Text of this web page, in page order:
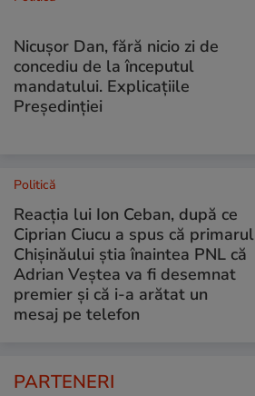
Nicușor Dan, fără nicio zi de
concediu de la începutul
mandatului. Explicațiile
Președinției
Politică
Reacția lui Ion Ceban, după ce
Ciprian Ciucu a spus că primarul
Chișinăului știa înaintea PNL că
Adrian Veștea va fi desemnat
premier și că i-a arătat un
mesaj pe telefon
PARTENERI